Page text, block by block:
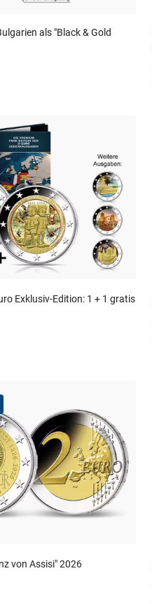
als "Black & Gold
Exklusiv-Edition: 1 + 1 gratis
von Assisi" 2026